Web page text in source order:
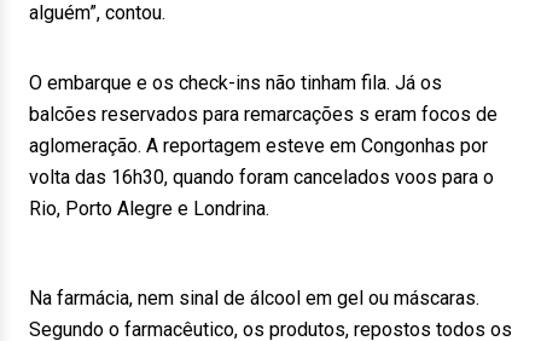
alguém”, contou.
O embarque e os check-ins não tinham fila. Já os
balcões reservados para remarcações s eram focos de
aglomeração. A reportagem esteve em Congonhas por
volta das 16h30, quando foram cancelados voos para o
Rio, Porto Alegre e Londrina.
Na farmácia, nem sinal de álcool em gel ou máscaras.
Segundo o farmacêutico, os produtos, repostos todos os